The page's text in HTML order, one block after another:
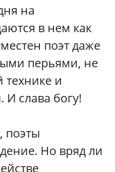
на
в нем как
поэт даже
перьями, не
и
И слава богу!
поэты
Но вряд ли